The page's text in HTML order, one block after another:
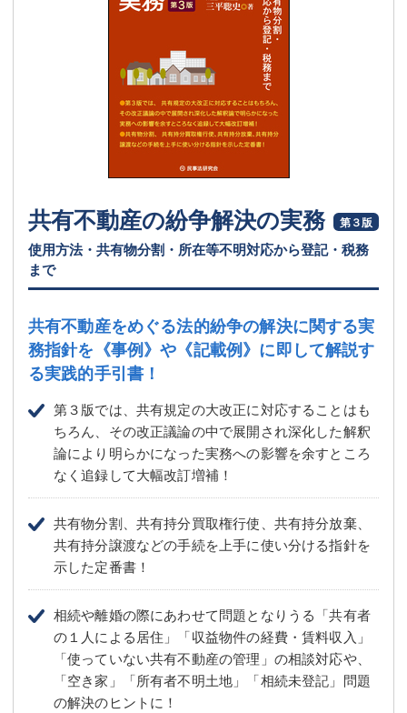
共有不動産の紛争解決の実務 第３版
使用方法・共有物分割・所在等不明対応から登記・税務
まで
共有不動産をめぐる法的紛争の解決に関する実
務指針を 《事例》や《記載例》に即して解説す
る実践的手引書！
第３版では、共有規定の大改正に対応することはも
ちろん、その改正議論の中で展開され深化した解釈
論により明らかになった実務への影響を余すところ
なく追録して大幅改訂増補！
共有物分割、共有持分買取権行使、共有持分放棄、
共有持分譲渡などの手続を上手に使い分ける指針を
示した定番書！
相続や離婚の際にあわせて問題となりうる「共有者
の１人による居住」「収益物件の経費・賃料収入」
「使っていない共有不動産の管理」の相談対応や、
「空き家」「所有者不明土地」「相続未登記」問題
の解決のヒントに！